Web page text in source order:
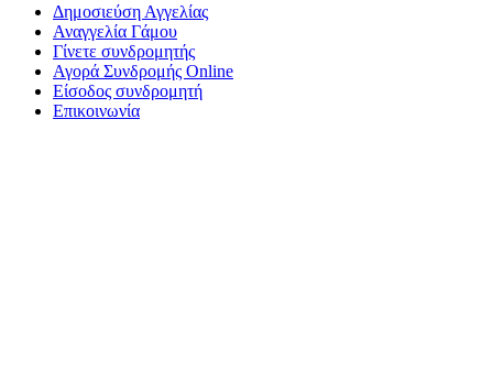
Δημοσιεύση Αγγελίας
Αναγγελία Γάμου
Γίνετε συνδρομητής
Αγορά Συνδρομής Online
Είσοδος συνδρομητή
Επικοινωνία